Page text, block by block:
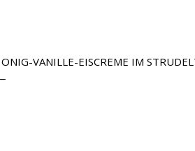
VANILLE-EISCREME IM